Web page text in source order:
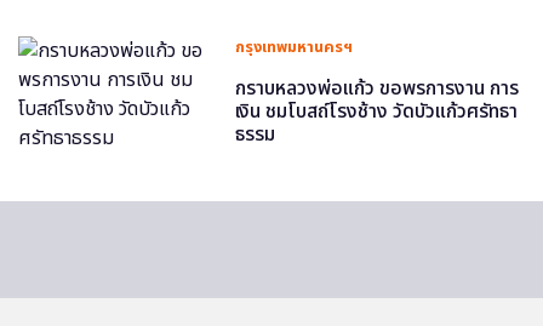
กรุงเทพมหานครฯ
กราบหลวงพ่อแก้ว ขอพรการงาน การ
เงิน ชมโบสถ์โรงช้าง วัดบัวแก้วศรัทธา
ธรรม